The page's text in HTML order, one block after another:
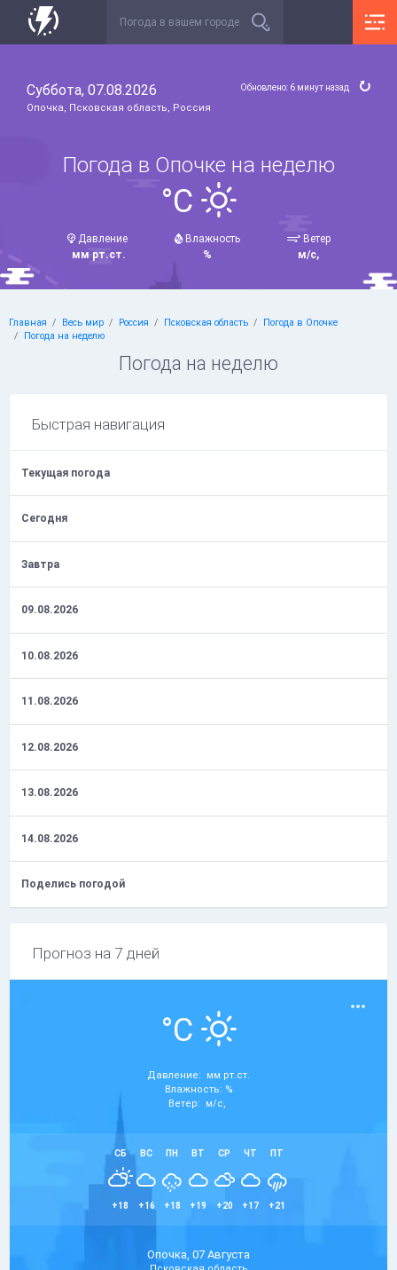
Суббота, 07.08.2026
Опочка, Псковская область, Россия
Обновлено: 6 минут назад
Погода в Опочке на неделю
°C
Давление
мм рт.ст.
Влажность
%
Ветер
м/с,
Главная Весь мир Россия Псковская область
Погода в Опочке
Погода на неделю
Погода на неделю
Быстрая навигация
Текущая погода
Сегодня
Завтра
09.08.2026
10.08.2026
11.08.2026
12.08.2026
13.08.2026
14.08.2026
Поделись погодой
Прогноз на 7 дней
°C
Давление: мм рт.ст.
Влажность: %
Ветер: м/с,
СБ
+18
ВС
+16
ПН
+18
ВТ
+19
СР
+20
ЧТ
+17
ПТ
+21
Опочка, 07 Августа